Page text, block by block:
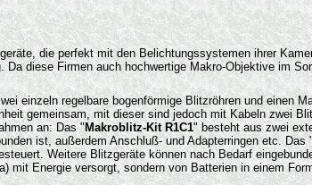
die perfekt mit den Belichtungssystemen ihrer
diese Firmen auch hochwertige Makro-Objektive im
einzeln regelbare bogenförmige Blitzröhren und einen
gemeinsam, mit dieser sind jedoch mit Kabeln zwei
an: Das "Makroblitz-Kit R1C1" besteht aus zwei
ist, außerdem Anschluß- und Adapterringen etc. Das "
Weitere Blitzgeräte können nach Bedarf
mit Energie versorgt, sondern von Batterien in einem